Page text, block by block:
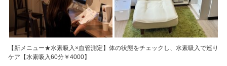
【新メニュー★水素吸入×血管測定】体の状態をチェックし、水素吸入で巡り
ケア【水素吸入60分￥4000】